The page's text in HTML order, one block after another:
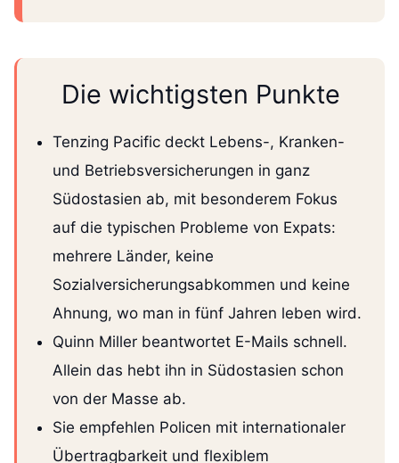
Die wichtigsten Punkte
Tenzing Pacific deckt Lebens-, Kranken-
und Betriebsversicherungen in ganz
Südostasien ab, mit besonderem Fokus
auf die typischen Probleme von Expats:
mehrere Länder, keine
Sozialversicherungsabkommen und keine
Ahnung, wo man in fünf Jahren leben wird.
Quinn Miller beantwortet E-Mails schnell.
Allein das hebt ihn in Südostasien schon
von der Masse ab.
Sie empfehlen Policen mit internationaler
Übertragbarkeit und flexiblem